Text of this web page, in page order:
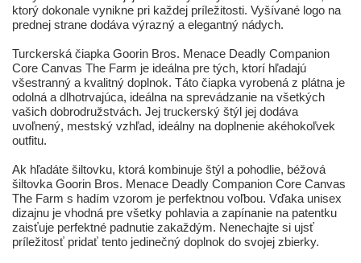
ktorý dokonale vynikne pri každej príležitosti. Vyšívané logo na
prednej strane dodáva výrazný a elegantný nádych.
Turckerská čiapka Goorin Bros. Menace Deadly Companion
Core Canvas The Farm je ideálna pre tých, ktorí hľadajú
všestranný a kvalitný doplnok. Táto čiapka vyrobená z plátna je
odolná a dlhotrvajúca, ideálna na sprevádzanie na všetkých
vašich dobrodružstvách. Jej truckerský štýl jej dodáva
uvoľnený, mestský vzhľad, ideálny na doplnenie akéhokoľvek
outfitu.
Ak hľadáte šiltovku, ktorá kombinuje štýl a pohodlie, béžová
šiltovka Goorin Bros. Menace Deadly Companion Core Canvas
The Farm s hadím vzorom je perfektnou voľbou. Vďaka unisex
dizajnu je vhodná pre všetky pohlavia a zapínanie na patentku
zaisťuje perfektné padnutie zakaždým. Nenechajte si ujsť
príležitosť pridať tento jedinečný doplnok do svojej zbierky.